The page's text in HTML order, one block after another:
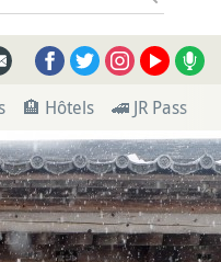
🏨 Hôtels 🚄 JR Pass